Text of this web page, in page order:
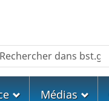
Médias